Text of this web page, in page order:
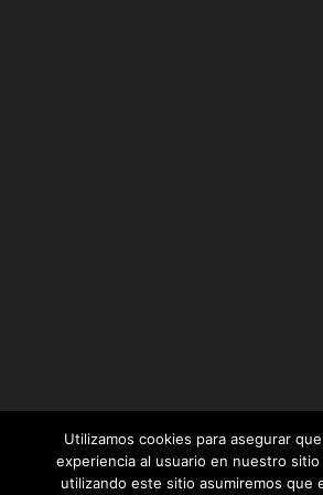
Utilizamos cookies para asegurar
experiencia al usuario en nuestro
utilizando este sitio asumiremos que